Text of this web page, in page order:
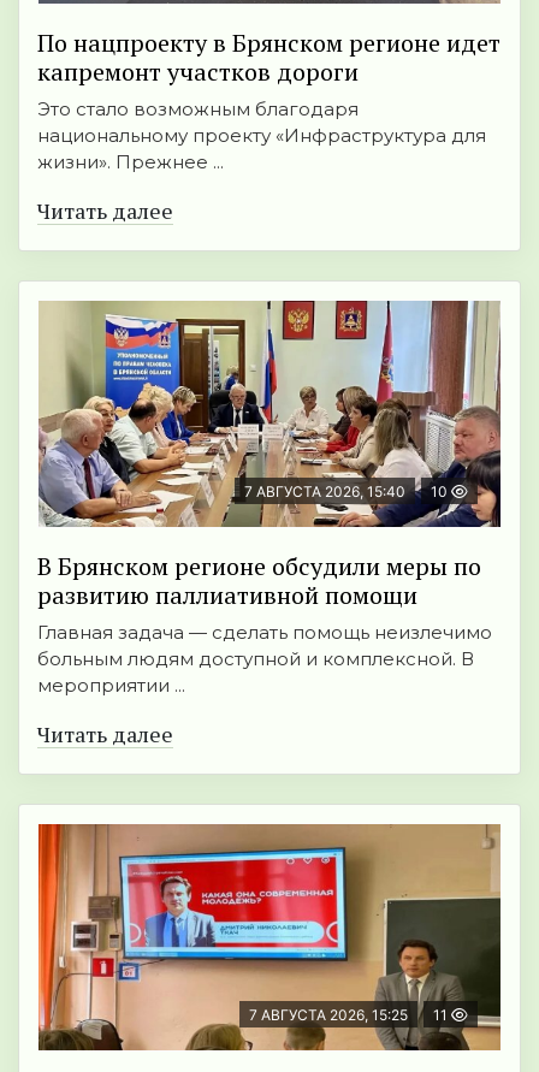
По нацпроекту в Брянском регионе идет
капремонт участков дороги
Это стало возможным благодаря
национальному проекту «Инфраструктура для
жизни». Прежнее ...
Читать далее
7 АВГУСТА 2026, 15:40 10
В Брянском регионе обсудили меры по
развитию паллиативной помощи
Главная задача — сделать помощь неизлечимо
больным людям доступной и комплексной. В
мероприятии ...
Читать далее
7 АВГУСТА 2026, 15:25 11